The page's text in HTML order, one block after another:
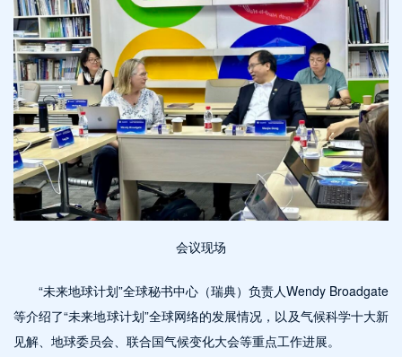
会议现场
“未来地球计划”全球秘书中心（瑞典）负责人Wendy Broadgate
等介绍了“未来地球计划”全球网络的发展情况，以及气候科学十大新
见解、地球委员会、联合国气候变化大会等重点工作进展。